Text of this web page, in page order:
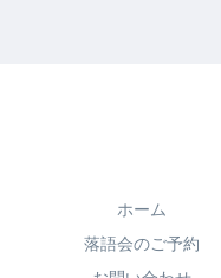
ホーム
落語会のご予約